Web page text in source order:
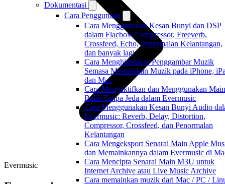
Dokumentasi
Cara Penggunaan
Cara Menggunakan Kesan Bunyi dan DSP
dalam Flacbox: Compressor, Freeverb,
Crossfeed, Echo, Penormalan Kelantangan,
dan banyak lagi
Cara Menghidupkan Penggambar Muzik
Semasa Memainkan Muzik pada iPhone,
dan Mac
Cara Mengaktifkan dan Menggunakan Main
Balik Tanpa Jeda dalam Evermusic
Cara Menggunakan Kesan Bunyi Audio
Evermusic: Reverb, Delay, Distortion,
Compressor, Crossfeed, dan Penormalan
Kelantangan
Cara Mengeksport Senarai Main Apple
dan Memainkannya dalam Evermusic di
Cara Mencipta Senarai Main M3U untuk
Internet Archive atau Live Music Archive
Cara memainkan muzik dari Mac / PC /
Evermusic